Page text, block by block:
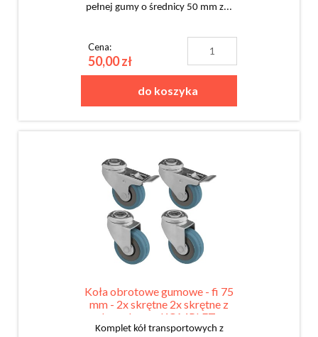
pełnej gumy o średnicy 50 mm z...
Cena:
50,00 zł
do koszyka
Koła obrotowe gumowe - fi 75
mm - 2x skrętne 2x skrętne z
hamulcem - KOMPLET
Komplet kół transportowych z